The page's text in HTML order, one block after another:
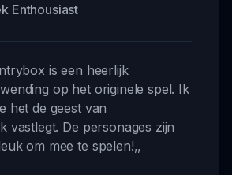
Enthousiast
is een heerlijk
op het originele spel. Ik
het de geest van
vastlegt. De personages zijn
om mee te spelen!,,